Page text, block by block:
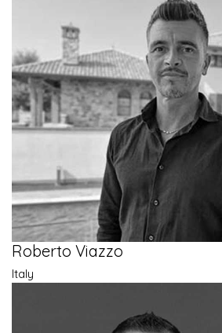
Roberto Viazzo
Italy